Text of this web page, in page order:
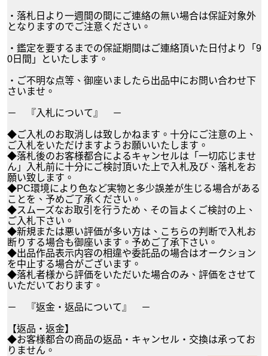
・落札日より一週間の間にご連絡の無い場合は保証対象外
となりますのでご注意ください。
・鑑定を要するまでの保証期間はご連絡頂いた日付より「9
0日間」といたします。
・ご不明な点等、御座いましたら出品中にお問い合わせ下
さいませ。
－ 『入札について』 －
◆ご入札のお取消しは致しかねます。十分にご注意の上、
ご入札をいただけますようお願いいたします。
◆落札後のお客様都合によるキャンセルは「一切応じませ
ん」入札前に十分にご検討頂いた上で入札及び、落札をお
願い致します。
◆PC環境により色など実物と多少誤差が生じる場合がある
ことを、予めご了承ください。
◆スムーズなお取引を行うため、その旨よくご検討の上、
ご入札下さい。
◆新規または悪い評価が多い方は、こちらの判断で入札お
断りする場合も御座います。予めご了承下さい。
◆出品作品表示内容の相違や委託品の場合はオークション
を中止する場合がございます。
◆落札者様から評価をいただいた場合のみ、評価をさせて
いただいております。
－ 『返金・返品について』 －
【返品・返金】
◆お客様都合の商品の返品・キャンセル・交換は承ってお
りません。